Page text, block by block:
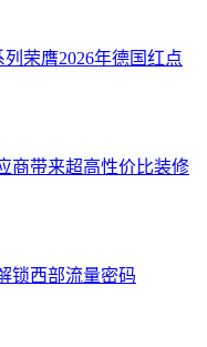
列荣膺2026年德国红点
商带来超高性价比装修
锁西部流量密码